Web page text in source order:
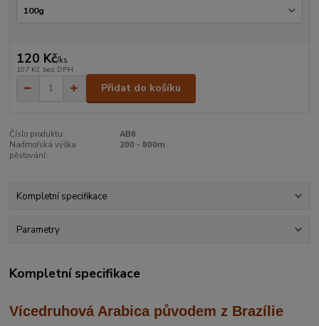
120 Kč/ks
107 Kč bez DPH
Přidat do košíku
Číslo produktu:
AB6
Nadmořská výška
pěstování:
200 - 800m
Kompletní specifikace
Parametry
Kompletní specifikace
Vícedruhová Arabica původem z Brazílie